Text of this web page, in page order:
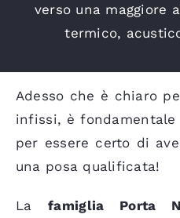
verso una maggiore
termico,
Adesso che è chiaro
infissi, è
per essere certo di
una posa qualificata!
Lafamiglia Porta